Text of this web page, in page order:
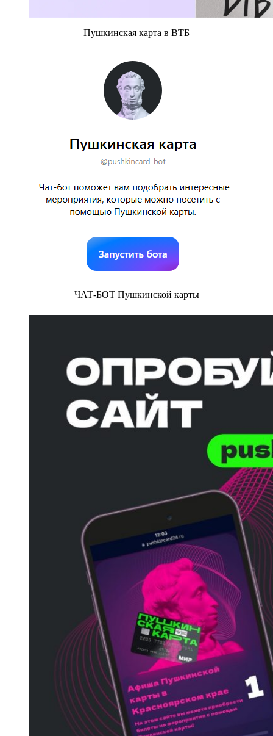
Пушкинская карта в ВТБ
ЧАТ-БОТ Пушкинской карты